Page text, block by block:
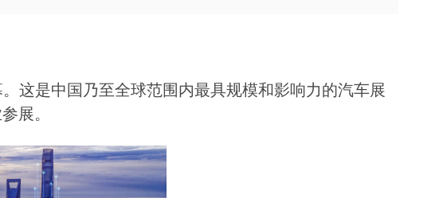
这是中国乃至全球范围内最具规模和影响力的汽车展
展。